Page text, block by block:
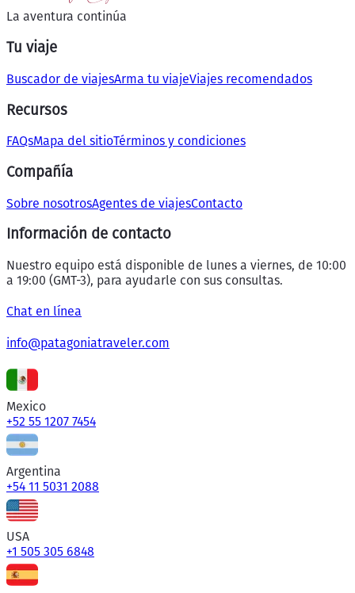
La aventura continúa
Tu viaje
Buscador de viajesArma tu viajeViajes recomendados
Recursos
FAQsMapa del sitioTérminos y condiciones
Compañía
Sobre nosotrosAgentes de viajesContacto
Información de contacto
Nuestro equipo está disponible de lunes a viernes, de 10:00
a 19:00 (GMT-3), para ayudarle con sus consultas.
Chat en línea
info@patagoniatraveler.com
Mexico
+52 55 1207 7454
Argentina
+54 11 5031 2088
USA
+1 505 305 6848